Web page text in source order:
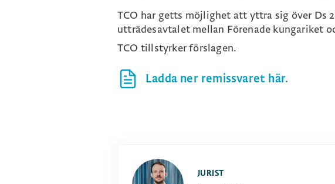
TCO har getts möjlighet att yttra sig över Ds
utträdesavtalet mellan Förenade kungariket
TCO tillstyrker förslagen.
Ladda ner remissvaret här.
JURIST